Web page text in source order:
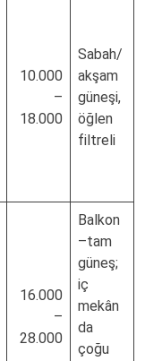
10.000
–
18.000
Sabah/
akşam
güneşi,
öğlen
filtreli
16.000
–
28.000
Balkon
–tam
güneş;
iç
mekân
da
çoğu